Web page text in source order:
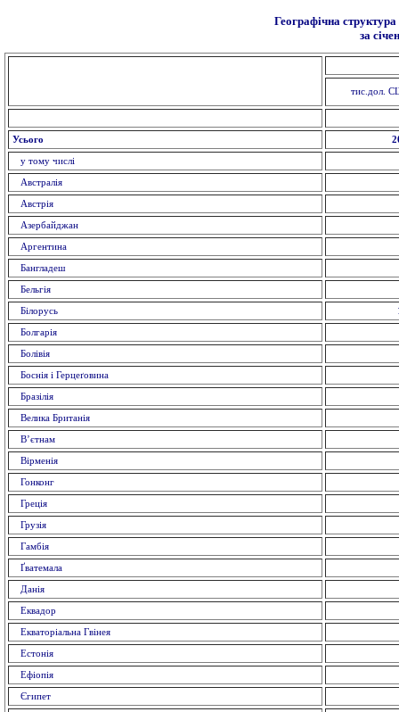
Географічна структура
за
тис.дол.
Усього
у тому числі
Австралія
Австрія
Азербайджан
Аргентина
Бангладеш
Бельгія
Білорусь
Болгарія
Болівія
Боснія і Герцеґовина
Бразілія
Велика Британія
В’єтнам
Вірменія
Гонконг
Греція
Грузія
Гамбія
Ґватемала
Данія
Еквадор
Екваторіальна Гвінея
Естонія
Ефіопія
Єгипет